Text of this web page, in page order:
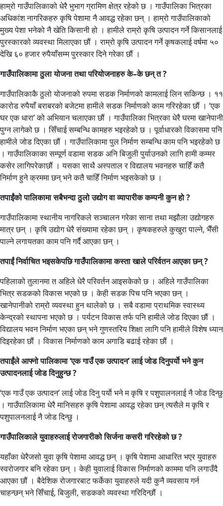
हाम्रो गाउँपालिकाको धेरै भुभाग ग्रामिण क्षेत्र रहेको छ । गाउँपालिका भित्रका
अधिकांश नागरिकहरु कृषि पेशामा नै आवद्ध रहेका छन् । हाम्रो गाउँपालिकाको
मुख्य पेशा भनेको नै खेति किसानी हो । हामीले राम्रो कृषि उत्पादन गर्ने किसानलाई
पुरस्कारको व्यवस्था मिलाएका छौं । राम्रो कृषि उत्पादन गर्ने कृषकलाई वर्षमा ५०
देखि ६० हजार रुपैयाँसम्म पुरस्कार दिने गरेका छौं ।
गाउँपालिकामा ठुला योजना तथा परियोजनाहरु के–के छन् त ?
गाउँपालिकाकै ठुलो योजनाको रुपमा सडक निर्माणको कामलाई लिन सकिन्छ । ११
कारोड रुपैयाँ बराबरको बजेटमा हामीले सडक निर्माणको काम गरिरहेका छौं । ‘एक
घर एक धारा’ को अभियान चलाएका छौं । गाउँपालिका भित्रका धेरै घरमा खानेपानी
पुग्न लागेको छ । सिँचाई सम्बन्धि कामहरु भइरहेको छ । पूर्वाधारको विकासमा पनि
हामीले जोड दिएका छौं । गाउँपालिकामा पुल निर्माण सम्बन्धि काम पनि भइरहेको छ
। गाउँपालिकाका सम्पूर्ण वडामा सडक अनि बिजुली पुर्याउनको लागि हामी कम्मर
कसेर लागिपरेकाछौं । यसका साथै अस्पताल र विद्यालय भवनहरु चाहिँ कतै
निर्माण हुने क्रममा छन् भने कतै चाहिँ निर्माण भइसकेको छ ।
तपाईंको पालिकामा सबैभन्दा ठुलो उद्योग वा व्यापारीक कम्पनी कुन हो ?
गाउँपालिकामा स्थानीय नागरिकले सञ्चालन गरेका साना तथा मझौला उद्योगहरु
मात्र छन् । कृषि उद्योग धेरै संख्यामा रहेका छन् । कृषकहरुले कुखुरा पाल्ने, भैँसी
पाल्ने लगायतका काम पनि गर्दै आएका छन् ।
तपाईं निर्वाचित भइसकेपछि गाउँपालिकामा कस्ता खाले परिर्वतन आएका छन् ?
पहिलाको तुलानमा त अहिले धेरै परिवर्तन आइसकेको छ । अहिले गाउँपालिका
भित्र सडकको विकास भएको छ । केही सडक पिच पनि भएका छन् ।
खानेपानीको राम्रो व्यवस्था हुन थालेको छ । सबै वडामा प्राथमिक स्वास्थ्य
केन्द्रको स्थापना भएको छ । पर्यटन विकास तर्फ पनि हामीले जोड दिएका छौं ।
विद्यालय भवन निर्माण भएका छन् भने गुणस्तरिय शिक्षा लागि पनि हामीले विशेष ध्यान
दिइरहेका छौं । विकास निर्माणको काम अगाडि बढाई रहेका छौं ।
तपाईंले आफ्नो पालिकामा ‘एक गाउँ एक उत्पादन’ लाई जोड दिनुपर्याे भने कुन
उत्पादनलाई जोड दिनुहुन्छ ?
‘एक गाउँ एक उत्पादन’ लाई जोड दिनु पर्याे भने म कृषि र पशुपालनलाई नै जोड दिन्छु
। गाउँपालिकामा धेरै मानिसहरु कृषि पेशामा आवद्ध रहेका छन् त्यसैले म कृषि र
पशुपालनलाई नै जोड दिन्छु ।
गाउँपालिकाले युवाहरुलाई रोजगारीको सिर्जना कसरी गरिरहेको छ ?
यहाँका धेरैजसो युवा कृषि पेशामा आवद्ध छन् । कृषि पेशामा आधारित भएर युवाहरु
स्वरोजगार बनि रहेका छन् । केही युवालाई विकास निर्माणको काममा पनि लगाउँदै
आएका छौं । बैदेशिक रोजगारबाट फर्केका युवाहरुले यदी कुनै व्यवसाय गर्न
चाहन्छन् भने सिँचाई, बिजुली, सडकको व्यवस्था गरिदिन्छौं ।